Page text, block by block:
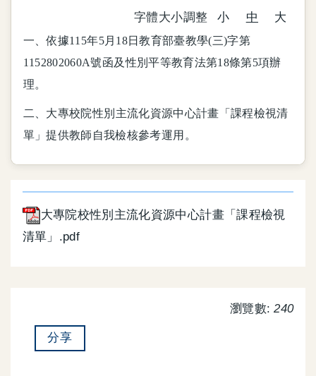
字體大小調整 小 中 大
一、依據115年5月18日教育部臺教學(三)字第
1152802060A號函及性別平等教育法第18條第5項辦
理。
二、 大專校院性別主流化資源中心計畫「課程檢視清
單」提供教師自我檢核參考運用。
大專院校性別主流化資源中心計畫「課程檢視
清單」.pdf
瀏覽數: 240
分享